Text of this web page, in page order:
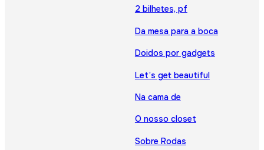
2 bilhetes, pf
Da mesa para a boca
Doidos por gadgets
Let’s get beautiful
Na cama de
O nosso closet
Sobre Rodas